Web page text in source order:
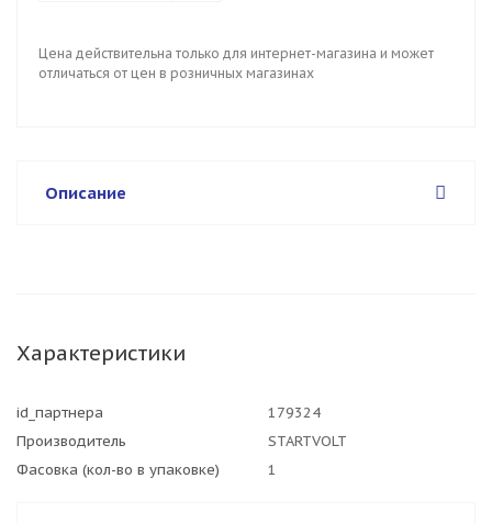
Цена действительна только для интернет-магазина и может
отличаться от цен в розничных магазинах
Описание
Характеристики
id_партнера
179324
Производитель
STARTVOLT
Фасовка (кол-во в упаковке)
1